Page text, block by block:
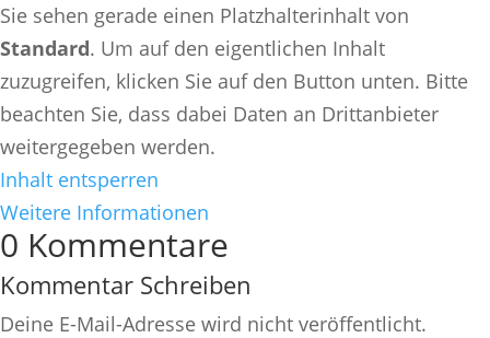
Sie sehen gerade einen Platzhalterinhalt von
Standard. Um auf den eigentlichen Inhalt
zuzugreifen, klicken Sie auf den Button unten. Bitte
beachten Sie, dass dabei Daten an Drittanbieter
weitergegeben werden.
Inhalt entsperren
Weitere Informationen
0 Kommentare
Kommentar Schreiben
Deine E-Mail-Adresse wird nicht veröffentlicht.